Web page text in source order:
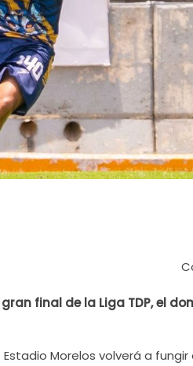
final de la Liga TDP, el
Morelos volverá a